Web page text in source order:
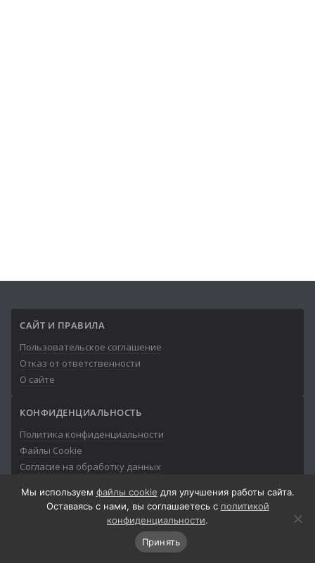
САЙТ И ПРАВИЛА
Пользовательское соглашение
Отказ от ответственности
О сайте
КОНФИДЕНЦИАЛЬНОСТЬ
Политика конфиденциальности
Файлы Cookie
Согласие на обработку данных
© 2013-2026Айтишник
Мы используем файлы cookie для улучшения работы сайта.
Оставаясь с нами, вы соглашаетесь с политикой
конфиденциальности.
Принять